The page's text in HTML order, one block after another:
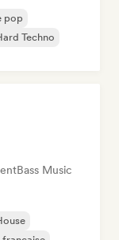
pop
Techno
Bass Music